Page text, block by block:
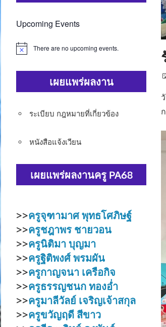
Upcoming Events
Notice There are no upcoming events.
เผยแพร่ผลงาน
ระเบียบ กฎหมายที่เกี่ยวข้อง
หนังสือแจ้งเวียน
เผยแพร่ผลงานครู PA68
>>ครูจุฑามาศ พุทธโศภิษฐ์
>>ครูชฎาพร ชายวอน
>>ครูนิติมา บุญมา
>>ครูฐิติพงศ์ พรมผัน
>>ครูกาญจนา เครือกิจ
>>ครูธรรญชนก ทองอ่ำ
>>ครูมาลีวัลย์ เจริญเจ้าสกุล
>>ครูขวัญฤดี สีขาว